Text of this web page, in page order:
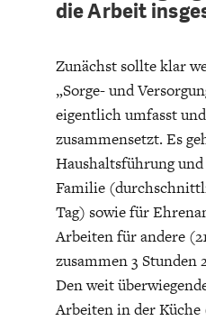
die Arbeit
Zunächst sollte klar
„Sorge- und
eigentlich umfasst
zusammensetzt. Es
Haushaltsführung
Familie
Tag) sowie für
Arbeiten für andere
zusammen 3 Stunden
Den weit
Arbeiten in der